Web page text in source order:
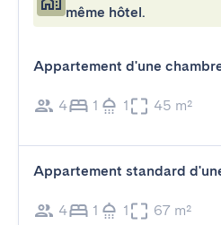
même hôtel.
Appartement d'une
4 1 1 45 m²
Appartement standard
4 1 1 67 m²